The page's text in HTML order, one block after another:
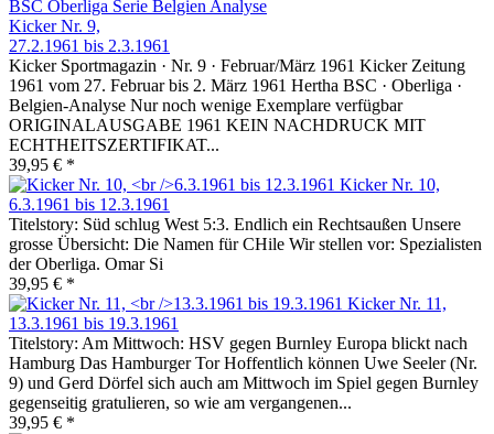
Kicker Nr. 9,
27.2.1961 bis 2.3.1961
Kicker Sportmagazin · Nr. 9 · Februar/März 1961 Kicker Zeitung
1961 vom 27. Februar bis 2. März 1961 Hertha BSC · Oberliga ·
Belgien-Analyse Nur noch wenige Exemplare verfügbar
ORIGINALAUSGABE 1961 KEIN NACHDRUCK MIT
ECHTHEITSZERTIFIKAT...
39,95 € *
Kicker Nr. 10,
6.3.1961 bis 12.3.1961
Titelstory: Süd schlug West 5:3. Endlich ein Rechtsaußen Unsere
grosse Übersicht: Die Namen für CHile Wir stellen vor: Spezialisten
der Oberliga. Omar Si
39,95 € *
Kicker Nr. 11,
13.3.1961 bis 19.3.1961
Titelstory: Am Mittwoch: HSV gegen Burnley Europa blickt nach
Hamburg Das Hamburger Tor Hoffentlich können Uwe Seeler (Nr.
9) und Gerd Dörfel sich auch am Mittwoch im Spiel gegen Burnley
gegenseitig gratulieren, so wie am vergangenen...
39,95 € *